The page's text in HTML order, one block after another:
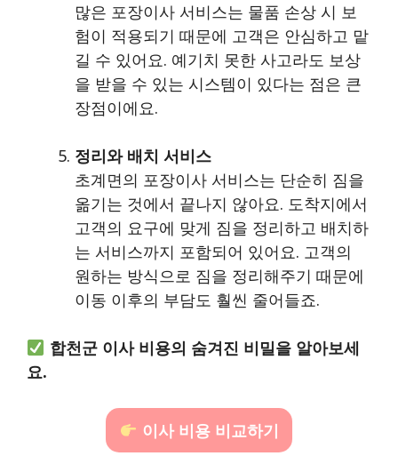
많은 포장이사 서비스는 물품 손상 시 보
험이 적용되기 때문에 고객은 안심하고 맡
길 수 있어요. 예기치 못한 사고라도 보상
을 받을 수 있는 시스템이 있다는 점은 큰
장점이에요.
정리와 배치 서비스
초계면의 포장이사 서비스는 단순히 짐을
옮기는 것에서 끝나지 않아요. 도착지에서
고객의 요구에 맞게 짐을 정리하고 배치하
는 서비스까지 포함되어 있어요. 고객의
원하는 방식으로 짐을 정리해주기 때문에
이동 이후의 부담도 훨씬 줄어들죠.
합천군 이사 비용의 숨겨진 비밀을 알아보세
요.
이사 비용 비교하기